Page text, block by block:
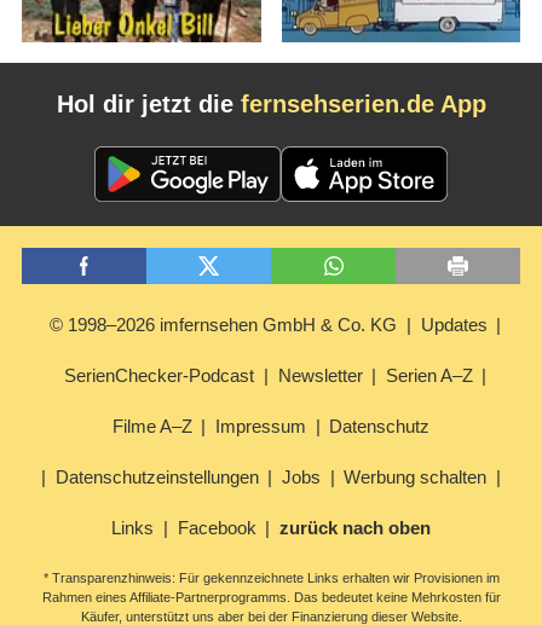
Hol dir jetzt die fernsehserien.de App
© 1998–2026 imfernsehen GmbH & Co. KG Updates
SerienChecker-Podcast Newsletter Serien A–Z
Filme A–Z Impressum Datenschutz
Datenschutzeinstellungen Jobs Werbung schalten
Links Facebook zurück nach oben
* Transparenzhinweis: Für gekennzeichnete Links erhalten wir Provisionen im
Rahmen eines Affiliate-Partnerprogramms. Das bedeutet keine Mehrkosten für
Käufer, unterstützt uns aber bei der Finanzierung dieser Website.